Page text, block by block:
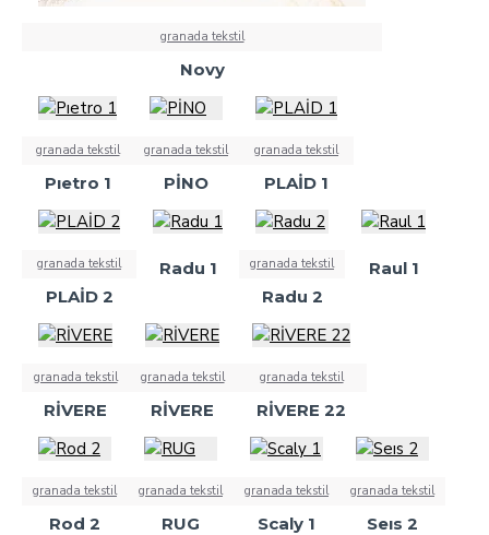
granada tekstil
Novy
granada tekstil
Pıetro 1
granada tekstil
PİNO
granada tekstil
PLAİD 1
granada tekstil
PLAİD 2
Radu 1 granada tekstil
Radu 2
Raul 1
granada tekstil
RİVERE
granada tekstil
RİVERE
granada tekstil
RİVERE 22
granada tekstil
Rod 2
granada tekstil
RUG
granada tekstil
Scaly 1
granada tekstil
Seıs 2